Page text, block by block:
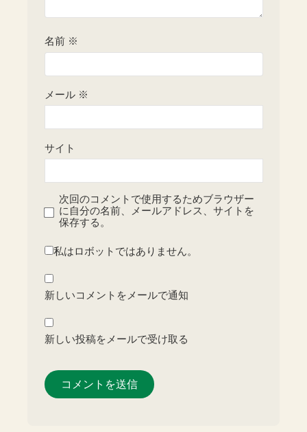
名前 ※
メール ※
サイト
次回のコメントで使用するためブラウザー
に自分の名前、メールアドレス、サイトを
保存する。
私はロボットではありません。
新しいコメントをメールで通知
新しい投稿をメールで受け取る